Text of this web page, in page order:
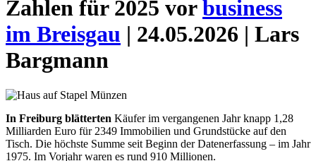
Zahlen für 2025 vorbusiness
im Breisgau | 24.05.2026 | Lars
Bargmann
In Freiburg blätterten Käufer im vergangenen Jahr knapp 1,28
Milliarden Euro für 2349 Immobilien und Grundstücke auf den
Tisch. Die höchste Summe seit Beginn der Datenerfassung – im Jahr
1975. Im Vorjahr waren es rund 910 Millionen.